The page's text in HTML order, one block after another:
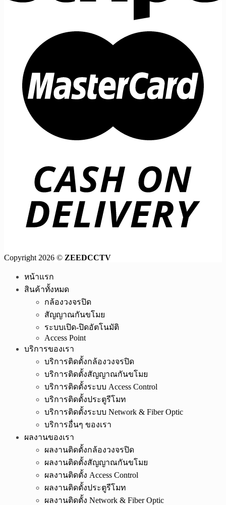
Copyright 2026 © ZEEDCCTV
หน้าแรก
สินค้าทั้งหมด
กล้องวงจรปิด
สัญญาณกันขโมย
ระบบเปิด-ปิดอัตโนมัติ
Access Point
บริการของเรา
บริการติดตั้งกล้องวงจรปิด
บริการติดตั้งสัญญาณกันขโมย
บริการติดตั้งระบบ Access Control
บริการติดตั้งประตูรีโมท
บริการติดตั้งระบบ Network & Fiber Optic
บริการอื่นๆ ของเรา
ผลงานของเรา
ผลงานติดตั้งกล้องวงจรปิด
ผลงานติดตั้งสัญญาณกันขโมย
ผลงานติดตั้ง Access Control
ผลงานติดตั้งประตูรีโมท
ผลงานติดตั้ง Network & Fiber Optic